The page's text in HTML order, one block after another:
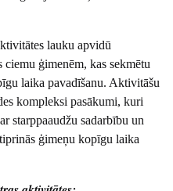
lauku apvidū
ciemu ģimenēm, kas sekmētu
laika pavadīšanu. Aktivitāšu
kompleksi pasākumi, kuri
starppaaudžu sadarbību un
ģimeņu kopīgu laika